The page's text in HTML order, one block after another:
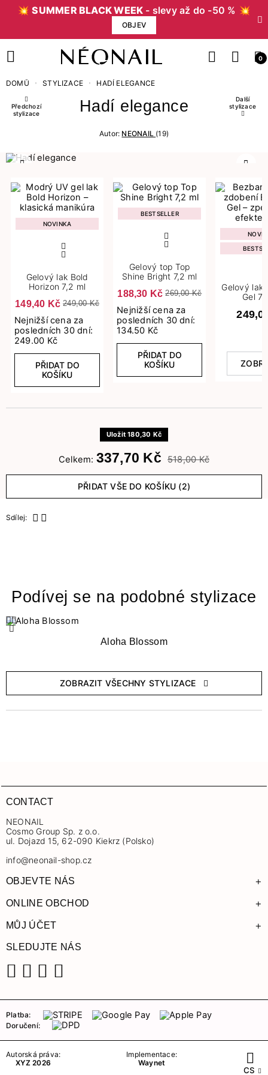
💥SUMMER BLACK WEEK - slevy až do -50 % 💥
OBJEV
0
DOMŮ STYLIZACE HADÍ ELEGANCE
Předchozí
stylizace
Hadí elegance
Další
stylizace
Autor: NEONAIL (19)
NOVINKA
Gelový lak Bold
Horizon 7,2 ml
149,40 Kč 249,00 Kč
Nejnižší cena za
posledních 30 dní:
249.00 Kč
PŘIDAT DO
KOŠÍKU
BESTSELLER
Gelový top Top
Shine Bright 7,2 ml
188,30 Kč 269,00 Kč
Nejnižší cena za
posledních 30 dní:
134.50 Kč
PŘIDAT DO
KOŠÍKU
Gelový lak
Gel
Uložit 180,30 Kč
Celkem: 337,70 Kč 518,00 Kč
PŘIDAT VŠE DO KOŠÍKU (2)
Sdílej:
Podívej se na podobné stylizace
Aloha Blossom
ZOBRAZIT VŠECHNY STYLIZACE
CONTACT
NEONAIL
Cosmo Group Sp. z o.o.
ul. Dojazd 15, 62-090 Kiekrz (Polsko)
info@neonail-shop.cz
OBJEVTE NÁS +
ONLINE OBCHOD +
MŮJ ÚČET +
SLEDUJTE NÁS
Platba:
Doručení:
Autorská práva:
XYZ 2026
Implementace:
Waynet
CS